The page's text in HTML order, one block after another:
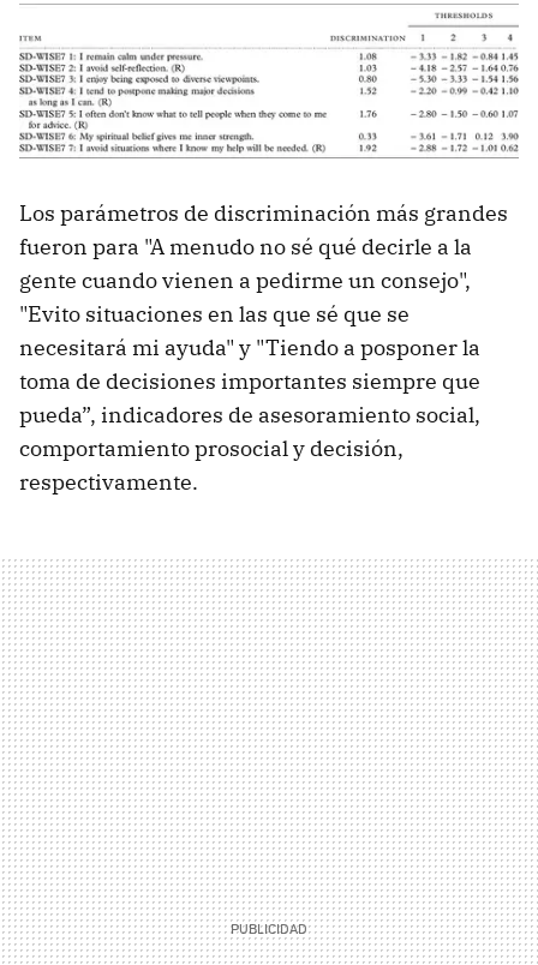
Los parámetros de discriminación más grandes
fueron para "A menudo no sé qué decirle a la
gente cuando vienen a pedirme un consejo",
"Evito situaciones en las que sé que se
necesitará mi ayuda" y "Tiendo a posponer la
toma de decisiones importantes siempre que
pueda”, indicadores de asesoramiento social,
comportamiento prosocial y decisión,
respectivamente.